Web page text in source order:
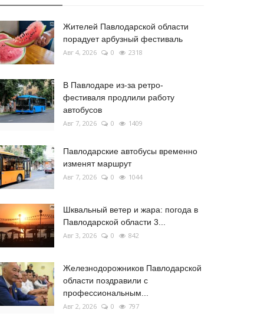
Жителей Павлодарской области
порадует арбузный фестиваль
Авг 4, 2026 0 2318
В Павлодаре из-за ретро-
фестиваля продлили работу
автобусов
Авг 7, 2026 0 1409
Павлодарские автобусы временно
изменят маршрут
Авг 7, 2026 0 1044
Шквальный ветер и жара: погода в
Павлодарской области 3...
Авг 3, 2026 0 842
Железнодорожников Павлодарской
области поздравили с
профессиональным...
Авг 2, 2026 0 797